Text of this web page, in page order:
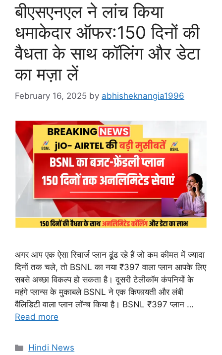
बीएसएनएल ने लांच किया
धमाकेदार ऑफर:150 दिनों की
वैधता के साथ कॉलिंग और डेटा
का मज़ा लें
February 16, 2025 by abhisheknangia1996
अगर आप एक ऐसा रिचार्ज प्लान ढूंढ रहे हैं जो कम कीमत में ज्यादा
दिनों तक चले, तो BSNL का नया ₹397 वाला प्लान आपके लिए
सबसे अच्छा विकल्प हो सकता है। दूसरी टेलीकॉम कंपनियों के
महंगे प्लान्स के मुकाबले BSNL ने एक किफायती और लंबी
वैलिडिटी वाला प्लान लॉन्च किया है। BSNL ₹397 प्लान …
Read more
Categories
Hindi News